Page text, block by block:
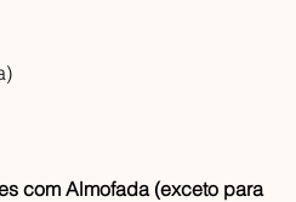
com Almofada (exceto para